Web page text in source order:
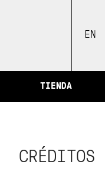
TIENDA
CRÉDITOS